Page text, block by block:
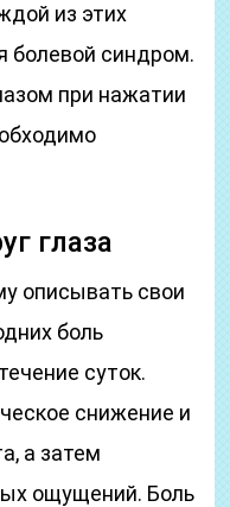
из этих
болевой синдром.
при нажатии
глаза
описывать свои
боль
суток.
снижение и
а затем
ощущений. Боль